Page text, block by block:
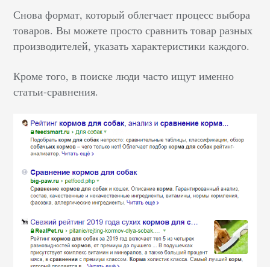
Снова формат, который облегчает процесс выбора
товаров. Вы можете просто сравнить товар разных
производителей, указать характеристики каждого.
Кроме того, в поиске люди часто ищут именно
статьи-сравнения.